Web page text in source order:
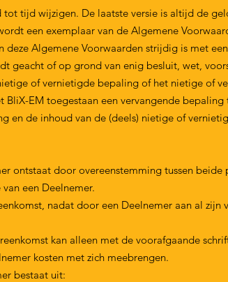
tijd wijzigen. De laatste versie is altijd de
een exemplaar van de Algemene
Algemene Voorwaarden strijdig is met
geacht of op grond van enig besluit, wet,
of vernietigde bepaling of het nietige of
EM toegestaan een vervangende bepaling
en de inhoud van de (deels) nietige of
ontstaat door overeenstemming tussen beide
een Deelnemer.
nadat door een Deelnemer aan al zijn
kan alleen met de voorafgaande
kosten met zich meebrengen.
bestaat uit: